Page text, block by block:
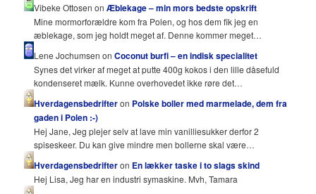
Vibeke Ottosen onÆblekage – min mors bedste opskrift
Mine mormorforældre kom fra Polen, og hos dem fik jeg en
æblekage, som jeg holdt meget af. Denne kommer meget…
Lene Jochumsen onCoconut burfi – en indisk specialitet
Synes det virker af meget at putte 400g kokos i den lille dåsefuld
kondenseret mælk. Kunne overhovedet ikke røre det…
Hverdagensbedrifteron Polske boller med marmelade, dem fra
gaden i Polen :-)
Hej Jane, Jeg plejer selv at lave min vanilliesukker derfor 2
spiseskeer. Du kan give mindre men bollerne skal være…
Hverdagensbedrifteron En lækker taske i to slags skind
Hej Lisa, Jeg har en industri symaskine. Mvh, Tamara